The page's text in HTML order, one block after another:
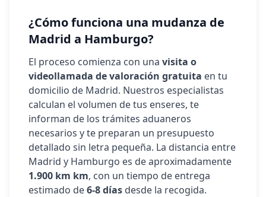
¿Cómo funciona una mudanza de
Madrid a Hamburgo?
El proceso comienza con una visita o
videollamada de valoración gratuita en tu
domicilio de Madrid. Nuestros especialistas
calculan el volumen de tus enseres, te
informan de los trámites aduaneros
necesarios y te preparan un presupuesto
detallado sin letra pequeña. La distancia entre
Madrid y Hamburgo es de aproximadamente
1.900 km km, con un tiempo de entrega
estimado de6-8 días desde la recogida.